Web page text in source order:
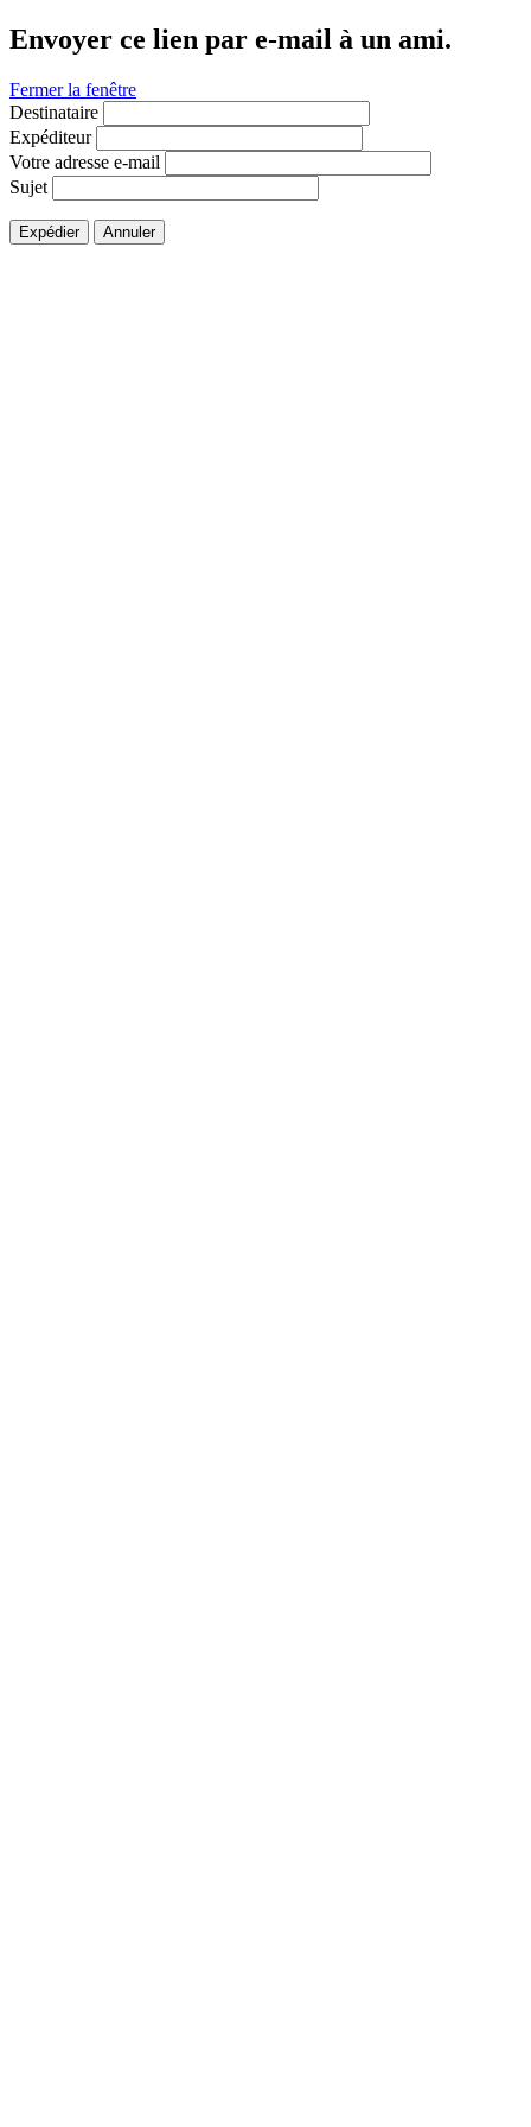
Envoyer ce lien par e-mail à un ami.
Fermer la fenêtre
Destinataire
Expéditeur
Votre adresse e-mail
Sujet
Expédier Annuler